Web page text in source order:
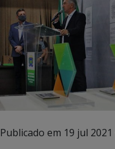
Publicado em 19 jul 2021